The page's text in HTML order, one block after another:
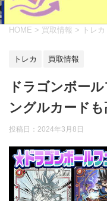
HOME > 買取情報 > トレカ
トレカ 買取情報
ドラゴンボー
ングルカードも
投稿日： 2024年3月8日